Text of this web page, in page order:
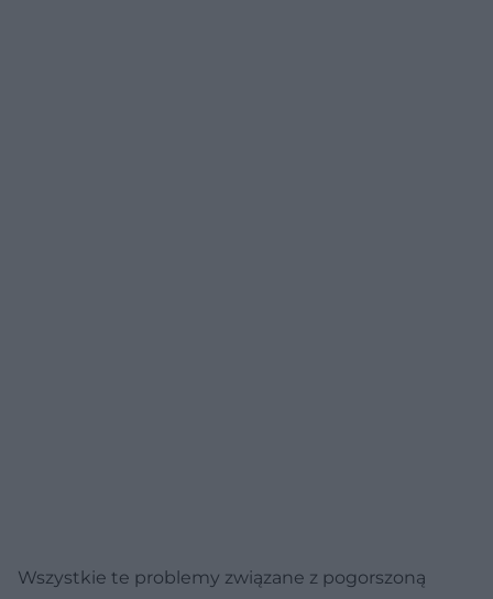
Wszystkie te problemy związane z pogorszoną